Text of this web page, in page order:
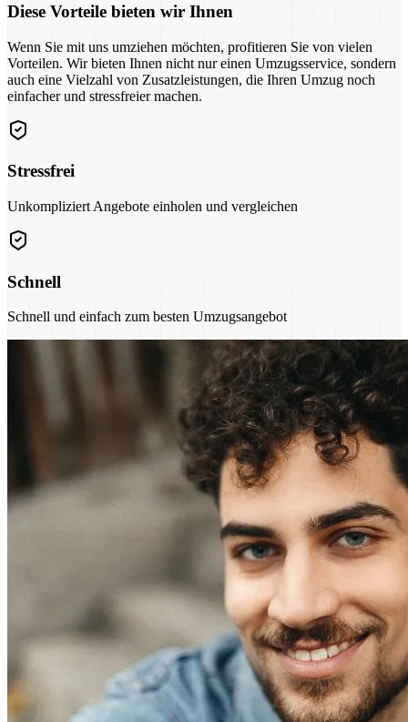
Diese Vorteile bieten wir Ihnen
Wenn Sie mit uns umziehen möchten, profitieren Sie von vielen
Vorteilen. Wir bieten Ihnen nicht nur einen Umzugsservice, sondern
auch eine Vielzahl von Zusatzleistungen, die Ihren Umzug noch
einfacher und stressfreier machen.
Stressfrei
Unkompliziert Angebote einholen und vergleichen
Schnell
Schnell und einfach zum besten Umzugsangebot